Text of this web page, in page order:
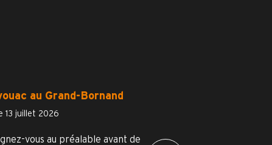
au Grand-Bornand
13 juillet 2026
vous au préalable avant de